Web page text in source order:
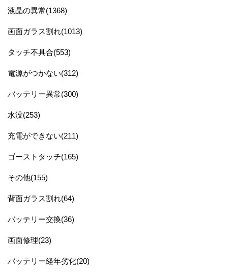
液晶の異常(1368)
画面ガラス割れ(1013)
タッチ不具合(553)
電源がつかない(312)
バッテリー異常(300)
水没(253)
充電ができない(211)
ゴーストタッチ(165)
その他(155)
背面ガラス割れ(64)
バッテリー交換(36)
画面修理(23)
バッテリー経年劣化(20)